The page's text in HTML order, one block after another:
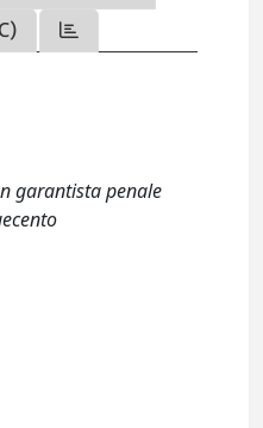
garantista penale